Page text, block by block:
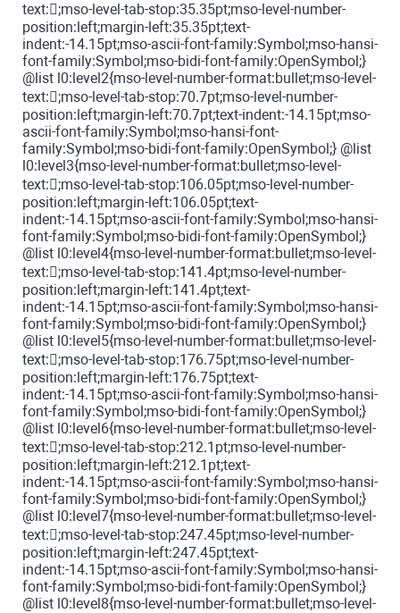
text:;mso-level-tab-stop:35.35pt;mso-level-number-
position:left;margin-left:35.35pt;text-
indent:-14.15pt;mso-ascii-font-family:Symbol;mso-hansi-
font-family:Symbol;mso-bidi-font-family:OpenSymbol;}
@list l0:level2{mso-level-number-format:bullet;mso-level-
text:;mso-level-tab-stop:70.7pt;mso-level-number-
position:left;margin-left:70.7pt;text-indent:-14.15pt;mso-
ascii-font-family:Symbol;mso-hansi-font-
family:Symbol;mso-bidi-font-family:OpenSymbol;} @list
l0:level3{mso-level-number-format:bullet;mso-level-
text:;mso-level-tab-stop:106.05pt;mso-level-number-
position:left;margin-left:106.05pt;text-
indent:-14.15pt;mso-ascii-font-family:Symbol;mso-hansi-
font-family:Symbol;mso-bidi-font-family:OpenSymbol;}
@list l0:level4{mso-level-number-format:bullet;mso-level-
text:;mso-level-tab-stop:141.4pt;mso-level-number-
position:left;margin-left:141.4pt;text-
indent:-14.15pt;mso-ascii-font-family:Symbol;mso-hansi-
font-family:Symbol;mso-bidi-font-family:OpenSymbol;}
@list l0:level5{mso-level-number-format:bullet;mso-level-
text:;mso-level-tab-stop:176.75pt;mso-level-number-
position:left;margin-left:176.75pt;text-
indent:-14.15pt;mso-ascii-font-family:Symbol;mso-hansi-
font-family:Symbol;mso-bidi-font-family:OpenSymbol;}
@list l0:level6{mso-level-number-format:bullet;mso-level-
text:;mso-level-tab-stop:212.1pt;mso-level-number-
position:left;margin-left:212.1pt;text-
indent:-14.15pt;mso-ascii-font-family:Symbol;mso-hansi-
font-family:Symbol;mso-bidi-font-family:OpenSymbol;}
@list l0:level7{mso-level-number-format:bullet;mso-level-
text:;mso-level-tab-stop:247.45pt;mso-level-number-
position:left;margin-left:247.45pt;text-
indent:-14.15pt;mso-ascii-font-family:Symbol;mso-hansi-
font-family:Symbol;mso-bidi-font-family:OpenSymbol;}
@list l0:level8{mso-level-number-format:bullet;mso-level-